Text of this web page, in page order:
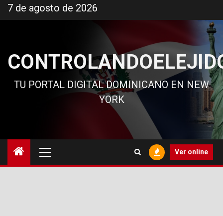
al
7 de agosto de 2026
TU PORTAL DIGITAL DOMINICANO EN NEW
YORK
principal
Ver online